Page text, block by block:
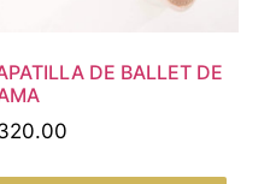
DE BALLET DE